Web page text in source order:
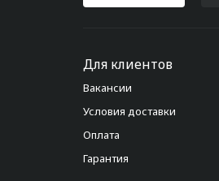
Для клиентов
Вакансии
Условия доставки
Оплата
Гарантия